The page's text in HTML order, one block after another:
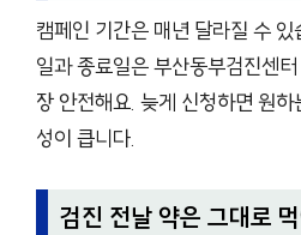
캠페인 기간은 매년 달라질 수
일과 종료일은 부산동부검진센
장 안전해요. 늦게 신청하면 원
성이 큽니다.
검진 전날 약은 그대로